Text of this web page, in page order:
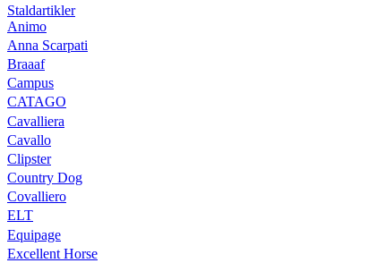
Staldartikler
Animo
Anna Scarpati
Braaaf
Campus
CATAGO
Cavalliera
Cavallo
Clipster
Country Dog
Covalliero
ELT
Equipage
Excellent Horse